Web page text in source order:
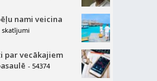
nami veicina
skatījumi
par vecākajiem
- 54374